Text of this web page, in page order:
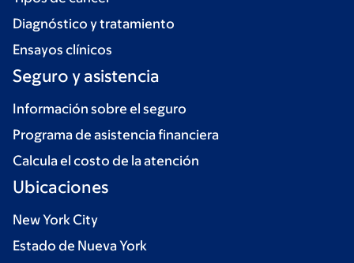
Diagnóstico y tratamiento
Ensayos clínicos
Seguro y asistencia
Información sobre el seguro
Programa de asistencia financiera
Calcula el costo de la atención
Ubicaciones
New York City
Estado de Nueva York